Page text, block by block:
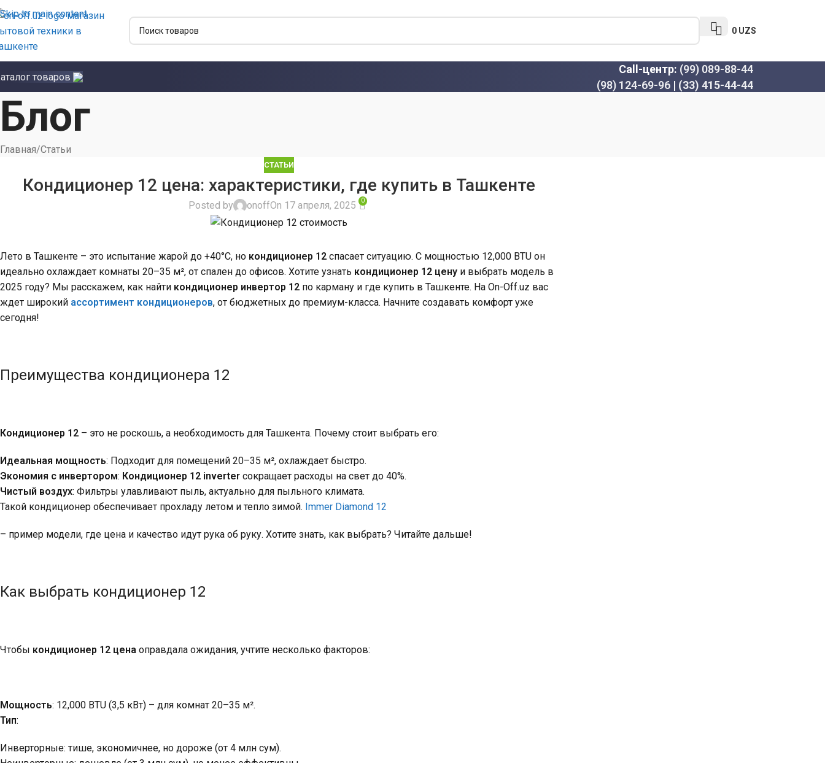
Skip to main content
0 UZS
товаров
Call-центр: (99) 089-88-44
(98) 124-69-96 | (33) 415-44-44
Блог
Главная Статьи
СТАТЬИ
Кондиционер 12 цена: характеристики, где купить в Ташкенте
Posted by onoffOn 17 апреля, 2025 0
Лето в Ташкенте – это испытание жарой до +40°C, но кондиционер 12 спасает ситуацию. С мощностью 12,000 BTU он
идеально охлаждает комнаты 20–35 м², от спален до офисов. Хотите узнать кондиционер 12 цену и выбрать модель в
2025 году? Мы расскажем, как найти кондиционер инвертор 12 по карману и где купить в Ташкенте. На On-Off.uz вас
ждет широкий ассортимент кондиционеров, от бюджетных до премиум-класса. Начните создавать комфорт уже
сегодня!
Преимущества кондиционера 12
Кондиционер 12 – это не роскошь, а необходимость для Ташкента. Почему стоит выбрать его:
Идеальная мощность: Подходит для помещений 20–35 м², охлаждает быстро.
Экономия с инвертором: Кондиционер 12 inverter сокращает расходы на свет до 40%.
Чистый воздух: Фильтры улавливают пыль, актуально для пыльного климата.
Такой кондиционер обеспечивает прохладу летом и тепло зимой. Immer Diamond 12
– пример модели, где цена и качество идут рука об руку. Хотите знать, как выбрать? Читайте дальше!
Как выбрать кондиционер 12
Чтобы кондиционер 12 цена оправдала ожидания, учтите несколько факторов:
Мощность: 12,000 BTU (3,5 кВт) – для комнат 20–35 м².
Тип:
Инверторные: тише, экономичнее, но дороже (от 4 млн сум).